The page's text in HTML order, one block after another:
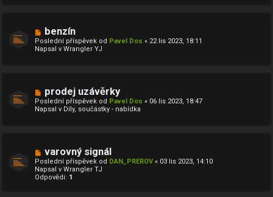
p
ě
v
e
N
o
v
ý
ě
v
benzín
Poslední příspěvek od Pavel Dos « 22 lis 2023, 18:11
Napsal v Wrangler YJ
N
o
v
ý
p
ě
v
e
prodej uzávěrky
Poslední příspěvek od Pavel Dos « 06 lis 2023, 18:47
Napsal v Díly, součástky - nabídka
N
v
ý
p
varovný signál
Poslední příspěvek od DAN_PREROV « 03 lis 2023, 14:10
Napsal v Wrangler TJ
Odpovědi: 1